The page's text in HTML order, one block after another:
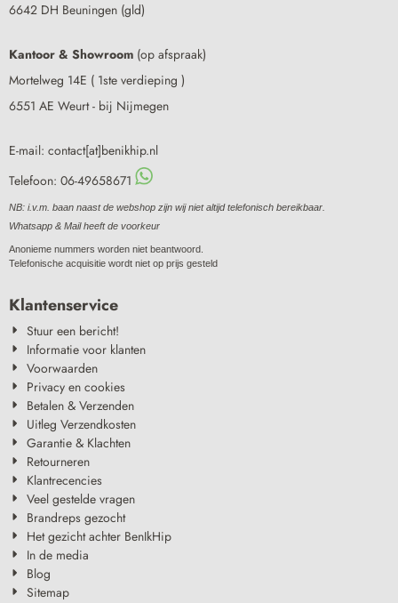
6642 DH Beuningen (gld)
Kantoor & Showroom (op afspraak)
Mortelweg 14E ( 1ste verdieping )
6551 AE Weurt - bij Nijmegen
E-mail: contact[at]benikhip.nl
Telefoon: 06-49658671
NB: i.v.m. baan naast de webshop zijn wij niet altijd telefonisch bereikbaar.
Whatsapp & Mail heeft de voorkeur
Anonieme nummers worden niet beantwoord.
Telefonische acquisitie wordt niet op prijs gesteld
Klantenservice
Stuur een bericht!
Informatie voor klanten
Voorwaarden
Privacy en cookies
Betalen & Verzenden
Uitleg Verzendkosten
Garantie & Klachten
Retourneren
Klantrecencies
Veel gestelde vragen
Brandreps gezocht
Het gezicht achter BenIkHip
In de media
Blog
Sitemap